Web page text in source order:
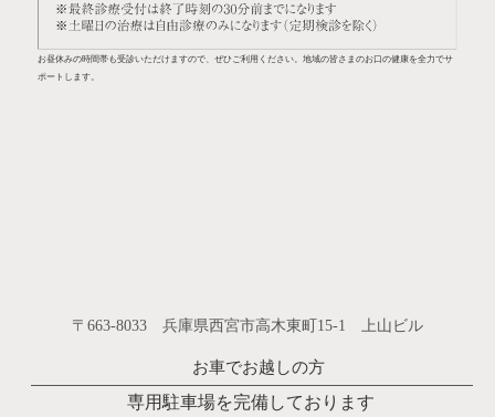
お昼休みの時間帯も受診いただけますので、ぜひご利用ください。地域の皆さまのお口の健康を全力でサ
ポートします。
〒663-8033 兵庫県西宮市高木東町15-1 上山ビル
お車でお越しの方
専用駐車場を完備しております